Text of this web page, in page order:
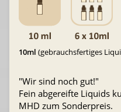
10ml (gebrauchsfertiges
"Wir sind noch gut!"
Fein abgereifte Liquids
MHD zum Sonderpreis.